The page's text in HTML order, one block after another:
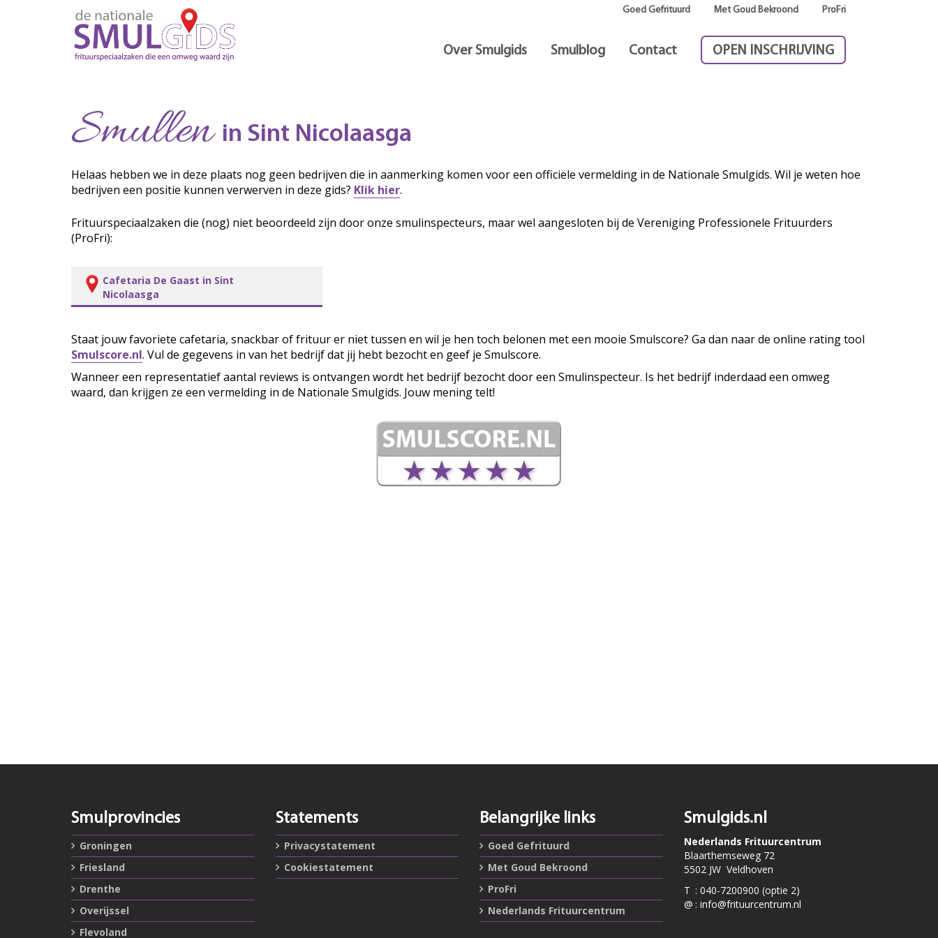
Goed Gefrituurd Met Goud Bekroond ProFri
Over Smulgids Smulblog Contact OPEN INSCHRIJVING
Smullenin Sint Nicolaasga
Helaas hebben we in deze plaats nog geen bedrijven die in aanmerking komen voor een officiële vermelding in de Nationale Smulgids. Wil je weten hoe
bedrijven een positie kunnen verwerven in deze gids? Klik hier.
Frituurspeciaalzaken die (nog) niet beoordeeld zijn door onze smulinspecteurs, maar wel aangesloten bij de Vereniging Professionele Frituurders
(ProFri):
Cafetaria De Gaast in Sint
Nicolaasga
Staat jouw favoriete cafetaria, snackbar of frituur er niet tussen en wil je hen toch belonen met een mooie Smulscore? Ga dan naar de online rating tool
Smulscore.nl. Vul de gegevens in van het bedrijf dat jij hebt bezocht en geef je Smulscore.
Wanneer een representatief aantal reviews is ontvangen wordt het bedrijf bezocht door een Smulinspecteur. Is het bedrijf inderdaad een omweg
waard, dan krijgen ze een vermelding in de Nationale Smulgids. Jouw mening telt!
Smulprovincies
Groningen
Friesland
Drenthe
Overijssel
Flevoland
Statements
Privacystatement
Cookiestatement
Belangrijke links
Goed Gefrituurd
Met Goud Bekroond
ProFri
Nederlands Frituurcentrum
Smulgids.nl
Nederlands Frituurcentrum
Blaarthemseweg 72
5502 JW Veldhoven
T : 040-7200900 (optie 2)
@ : info@frituurcentrum.nl